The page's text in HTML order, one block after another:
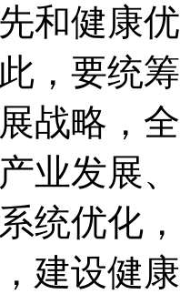
和健康
，要统
战略，
业发展
统优化
建设健